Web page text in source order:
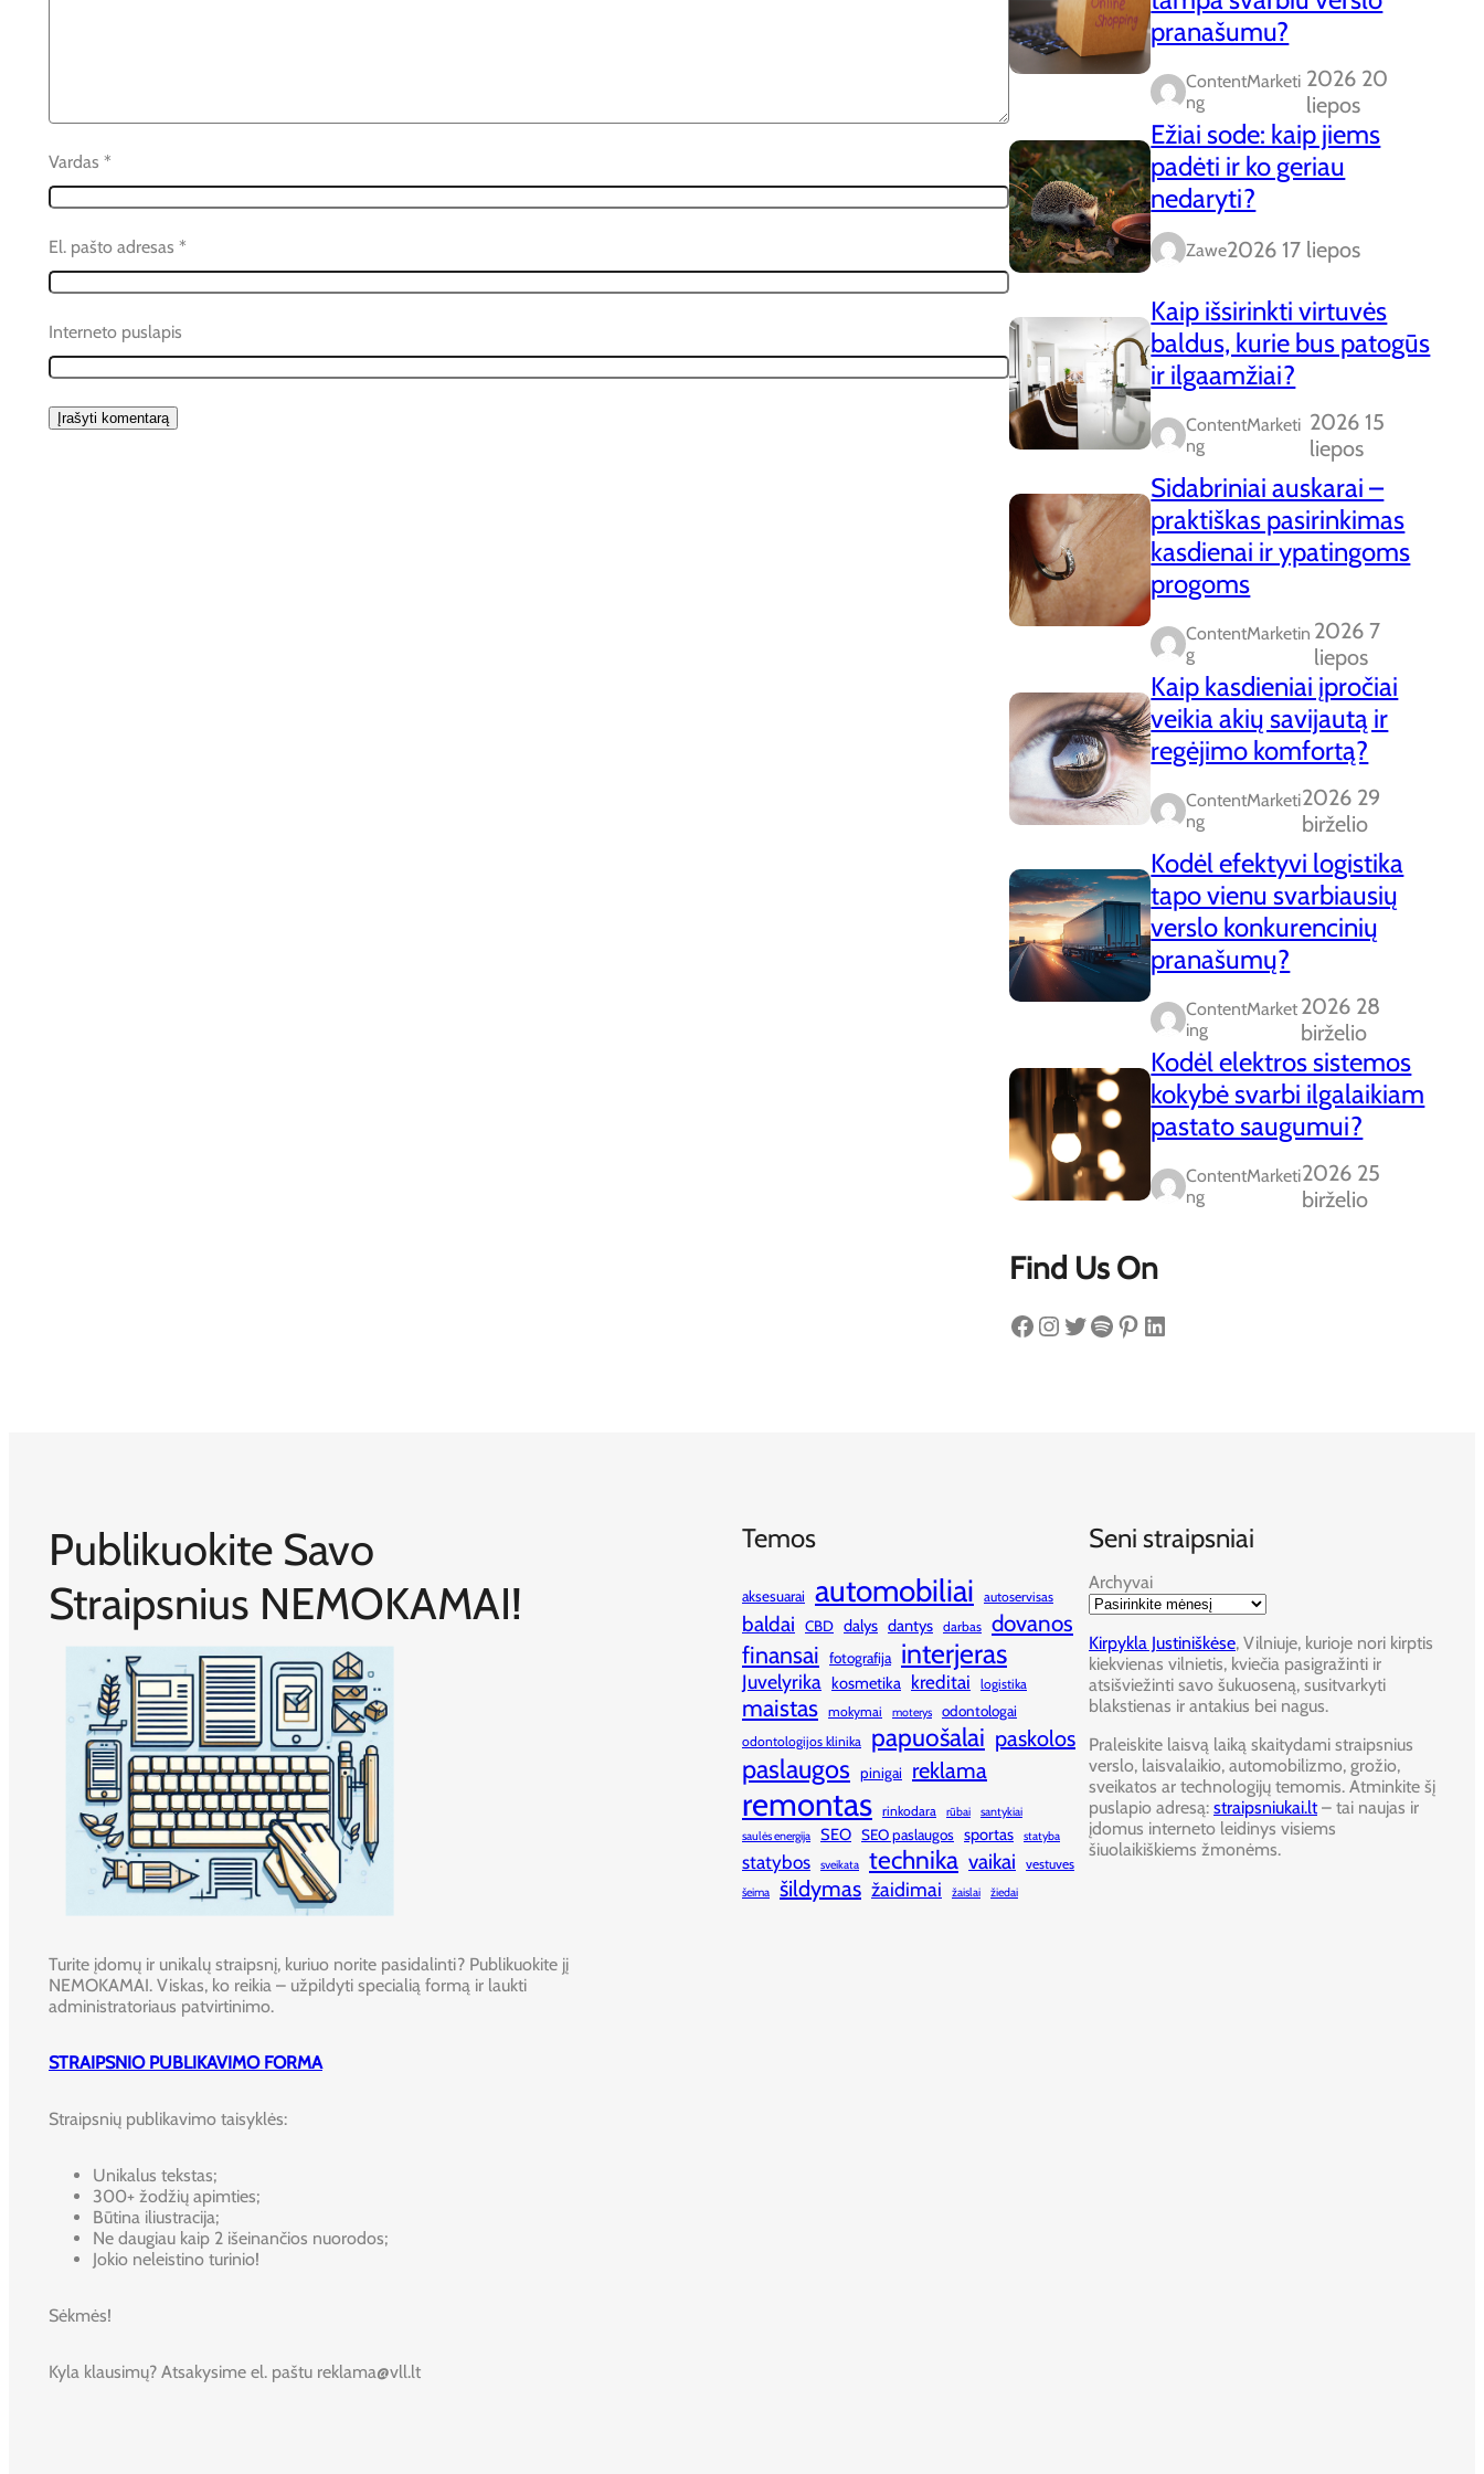
Vardas *
El. pašto adresas *
Interneto puslapis
pranašumu?
ContentMarketi
Ng
2026 20
liepos
Ežiai sode: kaip jiems
padėti ir ko geriau
nedaryti?
Zawe2026 17 liepos
Kaip išsirinkti virtuvės
baldus, kurie bus patogūs
ir ilgaamžiai?
ContentMarketi
Ng
2026 15
liepos
Sidabriniai auskarai –
praktiškas pasirinkimas
kasdienai ir ypatingoms
progoms
ContentMarketin
G
2026 7
liepos
Kaip kasdieniai įpročiai
veikia akių savijautą ir
regėjimo komfortą?
ContentMarketi
Ng
2026 29
birželio
Kodėl efektyvi logistika
tapo vienu svarbiausių
verslo konkurencinių
pranašumų?
ContentMarket
Ing
2026 28
birželio
Kodėl elektros sistemos
kokybė svarbi ilgalaikiam
pastato saugumui?
ContentMarketi
Ng
2026 25
birželio
Find Us On
Facebook Instagram Twitter Spotify Pinterest LinkedIn
Publikuokite Savo
Straipsnius NEMOKAMAI!
Turite įdomų ir unikalų straipsnį, kuriuo norite pasidalinti? Publikuokite jį
NEMOKAMAI. Viskas, ko reikia – užpildyti specialią formą ir laukti
administratoriaus patvirtinimo.
STRAIPSNIO PUBLIKAVIMO FORMA
Straipsnių publikavimo taisyklės:
Unikalus tekstas;
300+ žodžių apimties;
Būtina iliustracija;
Ne daugiau kaip 2 išeinančios nuorodos;
Jokio neleistino turinio!
Sėkmės!
Kyla klausimų? Atsakysime el. paštu reklama@vll.lt
Temos
aksesuarai automobiliai autoservisas
baldai CBD dalys dantys darbas dovanos
finansai fotografija interjeras
Juvelyrika kosmetika kreditai logistika
maistas mokymai moterys odontologai
odontologijos klinika papuošalai paskolos
paslaugos pinigai reklama
remontas rinkodara rūbai
santykiai
saulės energija
SEO SEO paslaugos sportas statyba
statybos sveikata technika vaikai vestuves
šeima šildymas žaidimai žaislai žiedai
Seni straipsniai
Archyvai
Kirpykla Justiniškėse, Vilniuje, kurioje nori kirptis
kiekvienas vilnietis, kviečia pasigražinti ir
atsišviežinti savo šukuoseną, susitvarkyti
blakstienas ir antakius bei nagus.
Praleiskite laisvą laiką skaitydami straipsnius
verslo, laisvalaikio, automobilizmo, grožio,
sveikatos ar technologijų temomis. Atminkite šį
puslapio adresą: straipsniukai.lt– tai naujas ir
įdomus interneto leidinys visiems
šiuolaikiškiems žmonėms.